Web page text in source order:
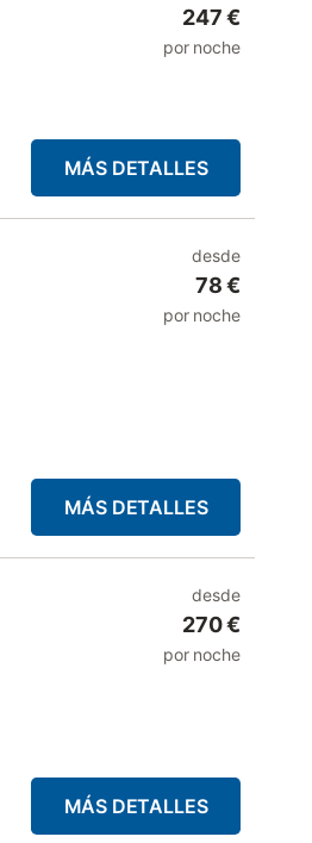
247 €
por noche
MÁS DETALLES
desde
78 €
por noche
MÁS DETALLES
desde
270 €
por noche
MÁS DETALLES